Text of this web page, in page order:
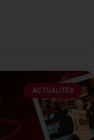
ACTUALITÉS